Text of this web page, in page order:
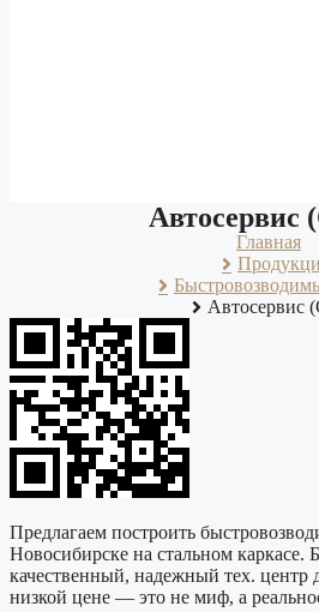
Автосервис
Главная
Автосервис
Предлагаем построить
Новосибирске на стальном каркасе.
качественный, надежный тех. центр
низкой цене — это не миф, а